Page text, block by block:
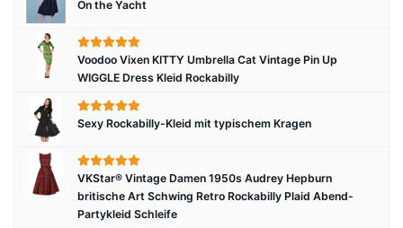
On the Yacht
Voodoo Vixen KITTY Umbrella Cat Vintage Pin Up
WIGGLE Dress Kleid Rockabilly
Sexy Rockabilly-Kleid mit typischem Kragen
VKStar® Vintage Damen 1950s Audrey Hepburn
britische Art Schwing Retro Rockabilly Plaid Abend-
Partykleid Schleife